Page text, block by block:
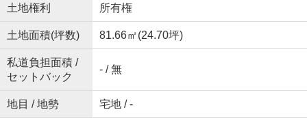
土地権利 所有権
土地面積(坪数) 81.66㎡(24.70坪)
私道負担面積 /
セットバック
- / 無
地目 / 地勢 宅地 / -